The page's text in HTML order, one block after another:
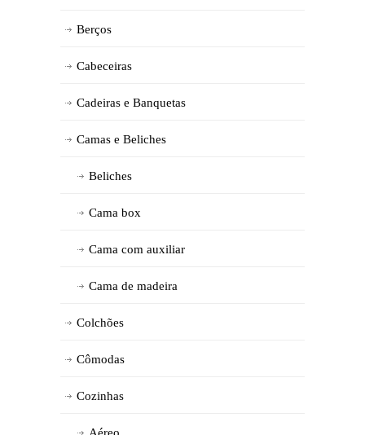
Berços
Cabeceiras
Cadeiras e Banquetas
Camas e Beliches
Beliches
Cama box
Cama com auxiliar
Cama de madeira
Colchões
Cômodas
Cozinhas